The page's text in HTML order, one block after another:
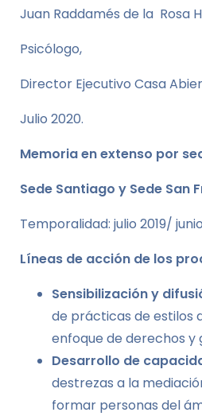
Juan Raddamés de la Rosa
Psicólogo,
Director Ejecutivo Casa
Julio 2020.
Memoria en extenso por
Sede Santiago y Sede San
Temporalidad: julio 2019/
Líneas de acción de los
Sensibilización y
de prácticas de estilos
enfoque de derechos y
Desarrollo de
destrezas a la
formar personas del